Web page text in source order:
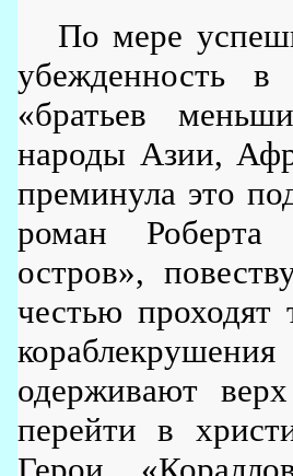
По мере
убежденность в
«братьев
народы Азии,
преминула это
роман Роберта
остров»,
честью проходят
одерживают
перейти в